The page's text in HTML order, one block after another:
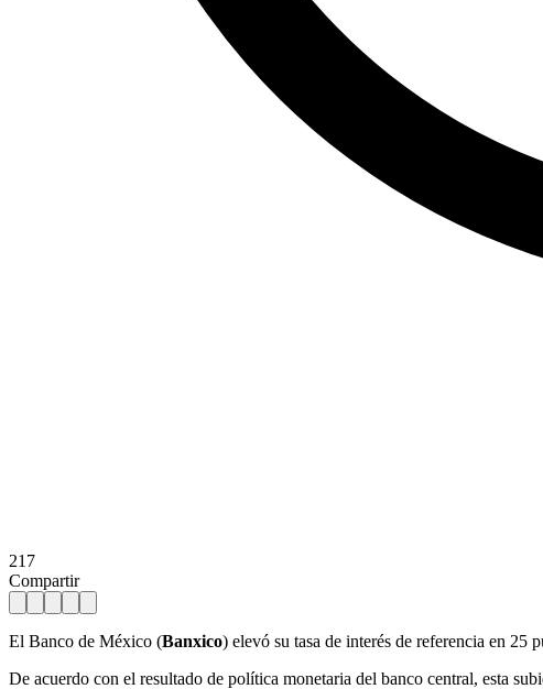
217
Compartir
El Banco de México (Banxico) elevó su tasa de interés de referencia en 25
De acuerdo con el resultado de política monetaria del banco central, esta